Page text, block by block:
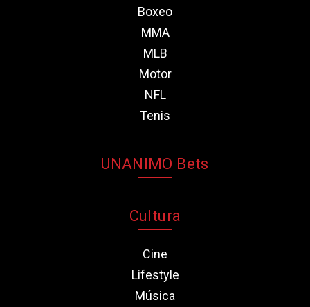
Boxeo
MMA
MLB
Motor
NFL
Tenis
UNANIMO Bets
Cultura
Cine
Lifestyle
Música